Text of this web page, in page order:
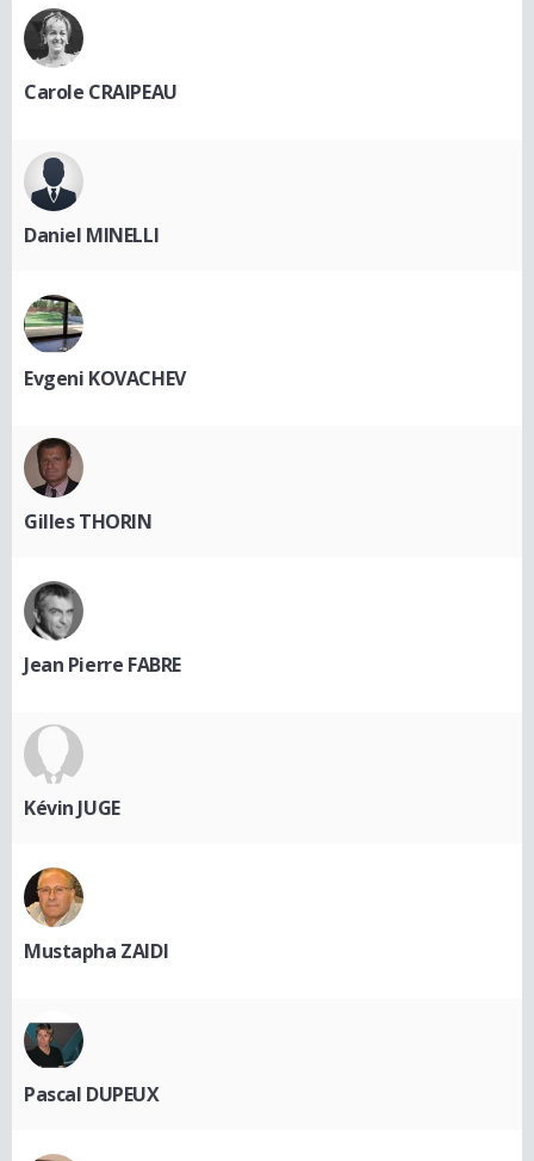
Carole CRAIPEAU
Daniel MINELLI
Evgeni KOVACHEV
Gilles THORIN
Jean Pierre FABRE
Kévin JUGE
Mustapha ZAIDI
Pascal DUPEUX